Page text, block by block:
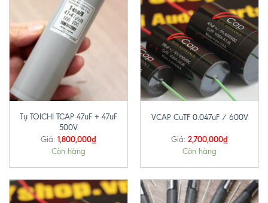
Tụ TOICHI TCAP 47uF + 47uF
500V
Giá: 1,800,000₫
Còn hàng
VCAP CuTF 0.047uF / 600V
Giá: 2,700,000₫
Còn hàng